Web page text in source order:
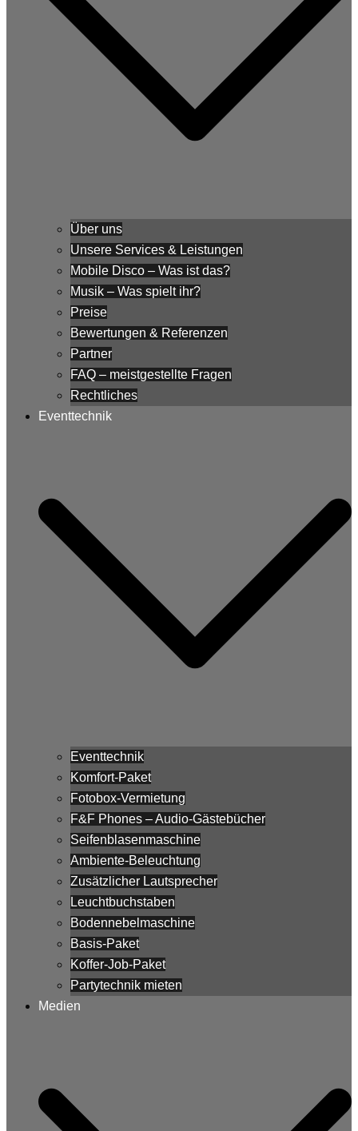
Über uns
Unsere Services & Leistungen
Mobile Disco – Was ist das?
Musik – Was spielt ihr?
Preise
Bewertungen & Referenzen
Partner
FAQ – meistgestellte Fragen
Rechtliches
Eventtechnik
Eventtechnik
Komfort-Paket
Fotobox-Vermietung
F&F Phones – Audio-Gästebücher
Seifenblasenmaschine
Ambiente-Beleuchtung
Zusätzlicher Lautsprecher
Leuchtbuchstaben
Bodennebelmaschine
Basis-Paket
Koffer-Job-Paket
Partytechnik mieten
Medien